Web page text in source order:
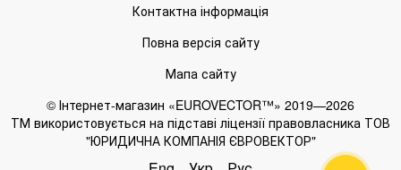
Контактна інформація
Повна версія сайту
Мапа сайту
© Інтернет-магазин «EUROVECTOR™» 2019—2026
ТМ використовується на підставі ліцензії правовласника ТОВ
"ЮРИДИЧНА КОМПАНІЯ ЄВРОВЕКТОР"